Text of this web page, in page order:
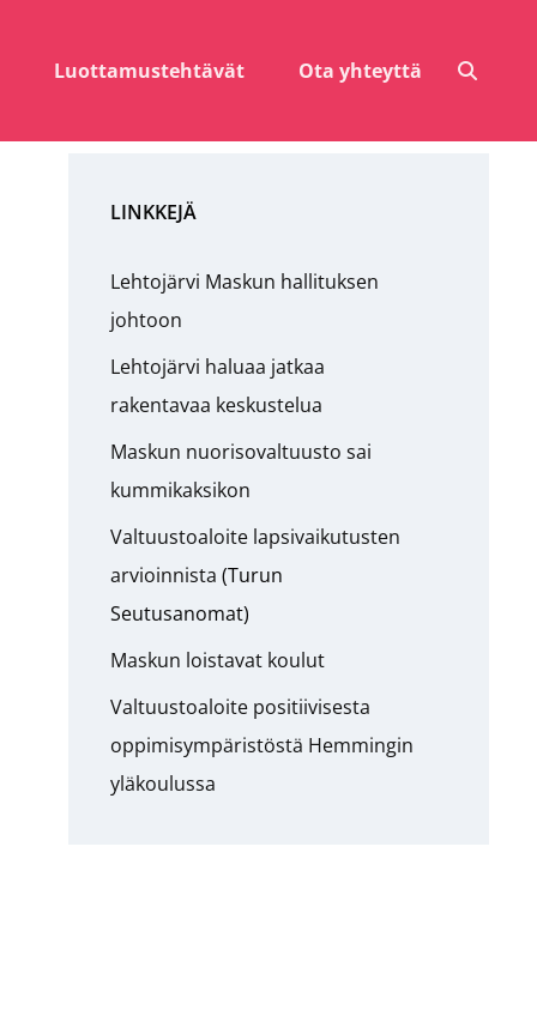
Luottamustehtävät Ota yhteyttä
LINKKEJÄ
Lehtojärvi Maskun hallituksen
johtoon
Lehtojärvi haluaa jatkaa
rakentavaa keskustelua
Maskun nuorisovaltuusto sai
kummikaksikon
Valtuustoaloite lapsivaikutusten
arvioinnista (Turun
Seutusanomat)
Maskun loistavat koulut
Valtuustoaloite positiivisesta
oppimisympäristöstä Hemmingin
yläkoulussa